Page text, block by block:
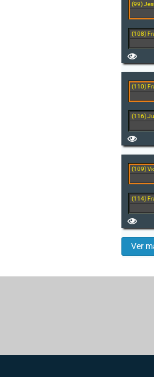
(99)
(108)
(110)
(116)
(109)
(114)
Ver